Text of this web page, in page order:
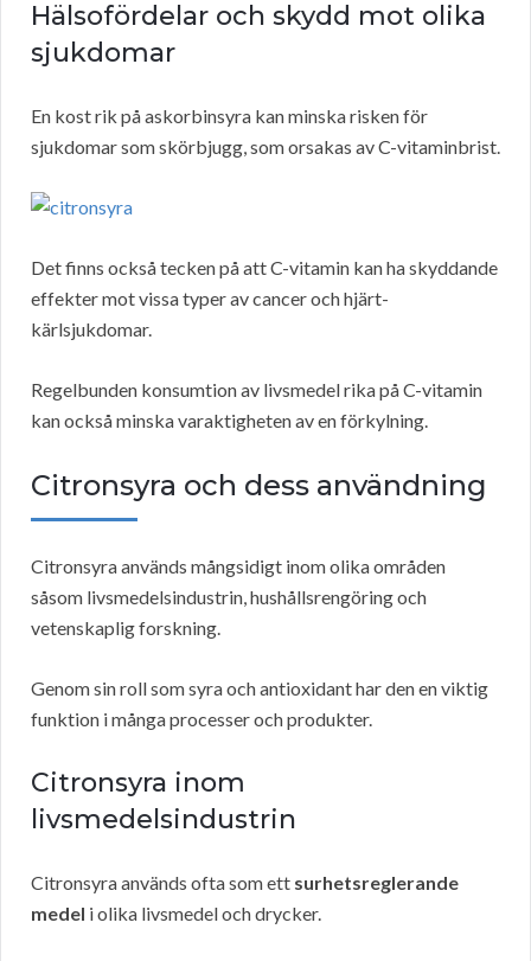
Hälsofördelar och skydd mot olika
sjukdomar
En kost rik på askorbinsyra kan minska risken för
sjukdomar som skörbjugg, som orsakas av C-vitaminbrist.
Det finns också tecken på att C-vitamin kan ha skyddande
effekter mot vissa typer av cancer och hjärt-
kärlsjukdomar.
Regelbunden konsumtion av livsmedel rika på C-vitamin
kan också minska varaktigheten av en förkylning.
Citronsyra och dess användning
Citronsyra används mångsidigt inom olika områden
såsom livsmedelsindustrin, hushållsrengöring och
vetenskaplig forskning.
Genom sin roll som syra och antioxidant har den en viktig
funktion i många processer och produkter.
Citronsyra inom
livsmedelsindustrin
Citronsyra används ofta som ett surhetsreglerande
medel i olika livsmedel och drycker.